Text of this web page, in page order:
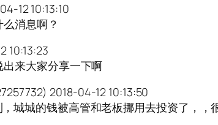
12 10:13:10
消息啊？
10:13:23
出来大家分享一下啊
2018-04-12 10:13:50
城城的钱被高管和老板挪用去投资了，，